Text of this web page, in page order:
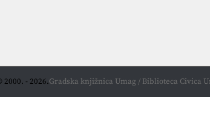
- 2026.Gradska knjižnica Umag / Biblioteca Civica